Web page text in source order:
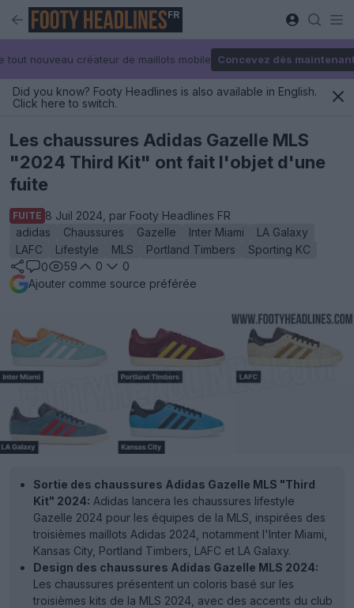
FR
tout nouveau créateur de maillots mobile Concevez dès
Did you know? Footy Headlines is also available in English.
Click here to switch.
Les chaussures Adidas Gazelle MLS
"2024 Third Kit" ont fait l'objet d'une
fuite
FUITE 8 Juil 2024, par Footy Headlines FR
adidas
Chaussures Gazelle Inter Miami
LA Galaxy
LAFC
Lifestyle MLS Portland Timbers
Sporting KC
0
59 0
0
Ajouter comme source préférée
Sortie des chaussures Adidas Gazelle MLS "Third
Kit" 2024: Adidas lancera les chaussures lifestyle
Gazelle 2024 pour les équipes de la MLS, inspirées des
troisièmes maillots Adidas 2024, notamment l'Inter Miami,
Kansas City, Portland Timbers, LAFC et LA Galaxy.
Design des chaussures Adidas Gazelle MLS 2024:
Les chaussures présentent un coloris basé sur les
troisièmes kits de la MLS 2024, avec des accents du club